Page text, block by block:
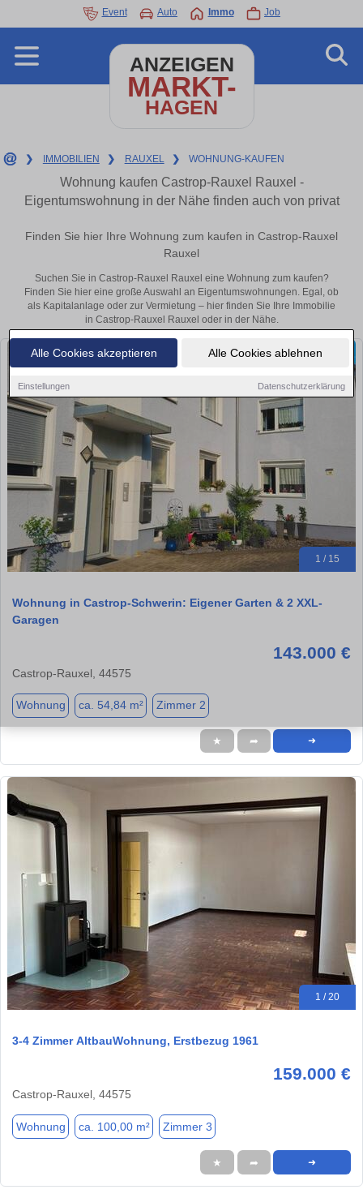
Alle Cookies akzeptieren Alle Cookies ablehnen
Einstellungen Datenschutzerklärung
Event Auto Immo Job
ANZEIGEN
MARKT-
HAGEN
❯ IMMOBILIEN ❯ RAUXEL ❯ WOHNUNG-KAUFEN
Wohnung kaufen Castrop-Rauxel Rauxel -
Eigentumswohnung in der Nähe finden auch von privat
Finden Sie hier Ihre Wohnung zum kaufen in Castrop-Rauxel
Rauxel
Suchen Sie in Castrop-Rauxel Rauxel eine Wohnung zum kaufen?
Finden Sie hier eine große Auswahl an Eigentumswohnungen. Egal, ob
als Kapitalanlage oder zur Vermietung – hier finden Sie Ihre Immobilie
in Castrop-Rauxel Rauxel oder in der Nähe.
1 / 15
Wohnung in Castrop-Schwerin: Eigener Garten & 2 XXL-
Garagen
143.000 €
Castrop-Rauxel, 44575
Wohnung ca. 54,84 m² Zimmer 2
★ ➦ ➜
1 / 20
3-4 Zimmer AltbauWohnung, Erstbezug 1961
159.000 €
Castrop-Rauxel, 44575
Wohnung ca. 100,00 m² Zimmer 3
★ ➦ ➜